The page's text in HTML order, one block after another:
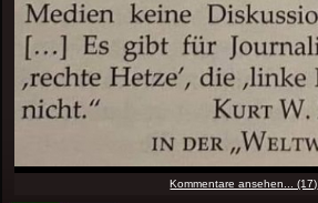
Kommentare ansehen... (17)